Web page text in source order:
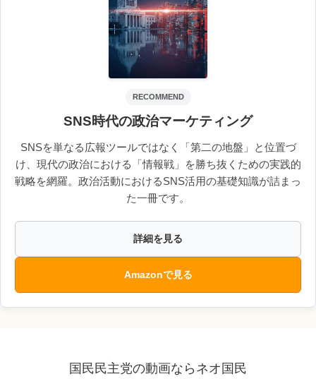
RECOMMEND
SNS時代の政治マーケティング
SNSを単なる広報ツールではなく「第二の地盤」と位置づ
け、現代の政治における「情報戦」を勝ち抜くための実践的
戦略を網羅。政治活動におけるSNS活用の基礎知識が詰まっ
た一冊です。
詳細を見る
Amazonで見る
国民民主党の動画ならネオ国民